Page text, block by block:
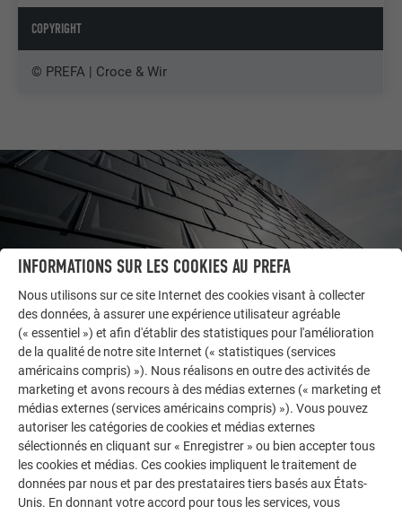
COPYRIGHT
© PREFA | Croce & Wir
LAISSEZ-VOUS INSPIRER
AUTRES BÂTIMENTS
La galerie de références PREFA démontre la
polyvalence de l’aluminium. Découvrez d’autres projets
impressionnants avec les solutions en aluminium
durables de PREFA pour toitures, systèmes solaires et
INFORMATIONS SUR LES COOKIES AU PREFA
Nous utilisons sur ce site Internet des cookies visant à collecter
des données, à assurer une expérience utilisateur agréable
(« essentiel ») et afin d'établir des statistiques pour l'amélioration
de la qualité de notre site Internet (« statistiques (services
américains compris) »). Nous réalisons en outre des activités de
marketing et avons recours à des médias externes (« marketing et
médias externes (services américains compris) »). Vous pouvez
autoriser les catégories de cookies et médias externes
sélectionnés en cliquant sur « Enregistrer » ou bien accepter tous
les cookies et médias. Ces cookies impliquent le traitement de
données par nous et par des prestataires tiers basés aux États-
Unis. En donnant votre accord pour tous les services, vous